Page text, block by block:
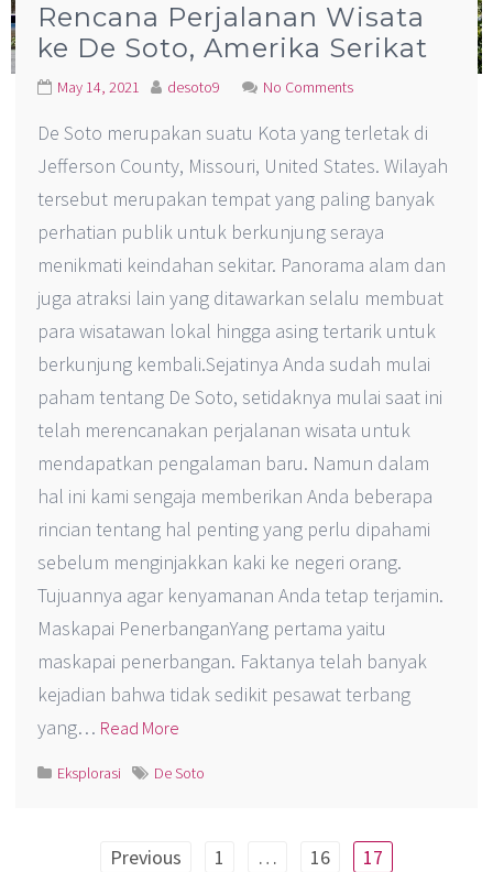
Rencana Perjalanan Wisata
ke De Soto, Amerika Serikat
May 14, 2021 desoto9 No Comments
De Soto merupakan suatu Kota yang terletak di
Jefferson County, Missouri, United States. Wilayah
tersebut merupakan tempat yang paling banyak
perhatian publik untuk berkunjung seraya
menikmati keindahan sekitar. Panorama alam dan
juga atraksi lain yang ditawarkan selalu membuat
para wisatawan lokal hingga asing tertarik untuk
berkunjung kembali.Sejatinya Anda sudah mulai
paham tentang De Soto, setidaknya mulai saat ini
telah merencanakan perjalanan wisata untuk
mendapatkan pengalaman baru. Namun dalam
hal ini kami sengaja memberikan Anda beberapa
rincian tentang hal penting yang perlu dipahami
sebelum menginjakkan kaki ke negeri orang.
Tujuannya agar kenyamanan Anda tetap terjamin.
Maskapai PenerbanganYang pertama yaitu
maskapai penerbangan. Faktanya telah banyak
kejadian bahwa tidak sedikit pesawat terbang
yang… Read More
Eksplorasi De Soto
Previous 1 … 16 17